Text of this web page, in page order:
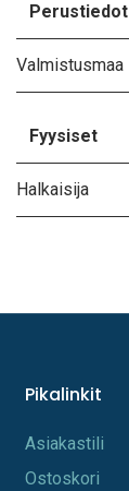
Perustiedot
Valmistusmaa
Fyysiset
Halkaisija
Pikalinkit
A​s​iakastili
Os​toskori